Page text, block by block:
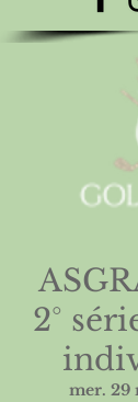
2°
mer. 29